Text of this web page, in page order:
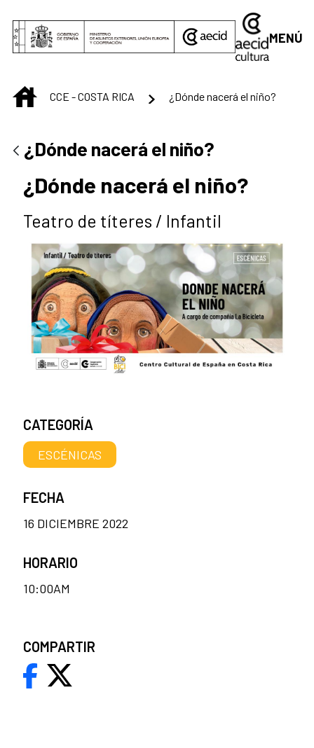
MENÚ
INICIO
CCE - COSTA RICA ¿Dónde nacerá el niño?
¿Dónde nacerá el niño?
¿Dónde nacerá el niño?
Teatro de títeres / Infantil
CATEGORÍA
ESCÉNICAS
FECHA
16 DICIEMBRE 2022
HORARIO
10:00AM
COMPARTIR